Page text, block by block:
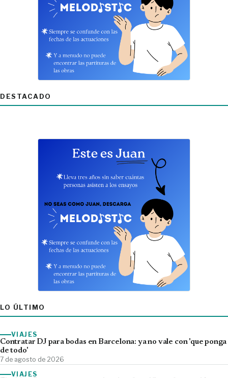
DESTACADO
LO ÚLTIMO
VIAJES
Contratar DJ para bodas en Barcelona: ya no vale con 'que ponga
de todo'
7 de agosto de 2026
VIAJES